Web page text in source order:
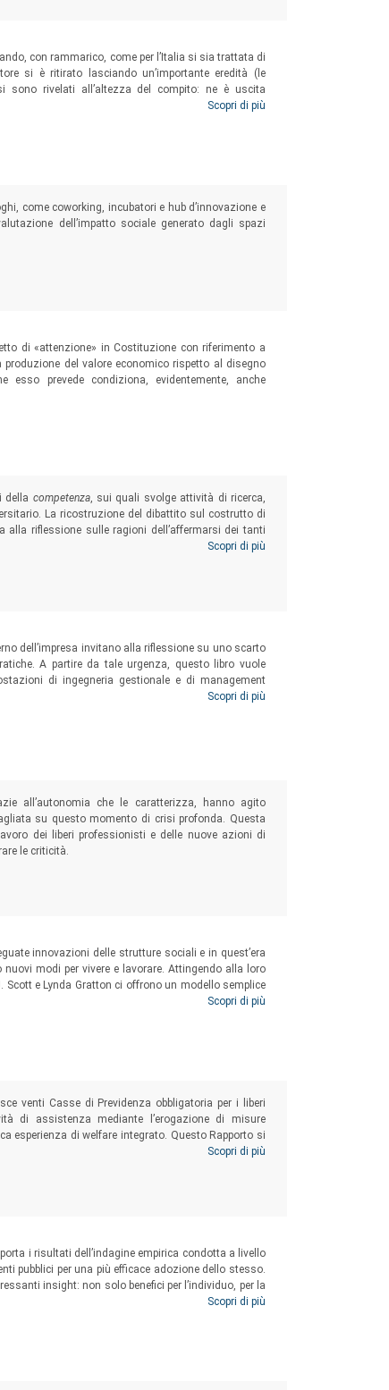
con rammarico, come per l’Italia si sia trattata di
si è ritirato lasciando un’importante eredità (le
sono rivelati all’altezza del compito: ne è uscita
gli squilibri territoriali e sociali, è andato
Scopri di più
come coworking, incubatori e hub d’innovazione e
dell’impatto sociale generato dagli spazi
di «attenzione» in Costituzione con riferimento a
del valore economico rispetto al disegno
esso prevede condiziona, evidentemente, anche
della competenza, sui quali svolge attività di ricerca,
La ricostruzione del dibattito sul costrutto di
alla riflessione sulle ragioni dell’affermarsi dei tanti
ed europeo, e al rigoroso intento di verificarne la
e la valenza istituzionale.
Scopri di più
dell’impresa invitano alla riflessione su uno scarto
A partire da tale urgenza, questo libro vuole
di ingegneria gestionale e di management
questa prospettiva interdisciplinare, è possibile
di pertinenza esclusiva della psicologia del lavoro,
Scopri di più
all’autonomia che le caratterizza, hanno agito
su questo momento di crisi profonda. Questa
dei liberi professionisti e delle nuove azioni di
le criticità.
innovazioni delle strutture sociali e in quest’era
modi per vivere e lavorare. Attingendo alla loro
Scott e Lynda Gratton ci offrono un modello semplice
guida per vite più lunghe, più intelligenti, più felici!
Scopri di più
venti Casse di Previdenza obbligatoria per i liberi
di assistenza mediante l’erogazione di misure
esperienza di welfare integrato. Questo Rapporto si
situazione di stallo e di grave difficoltà derivante
Scopri di più
i risultati dell’indagine empirica condotta a livello
pubblici per una più efficace adozione dello stesso.
insight: non solo benefici per l’individuo, per la
che vogliano compiere un primo passo verso uno
Scopri di più